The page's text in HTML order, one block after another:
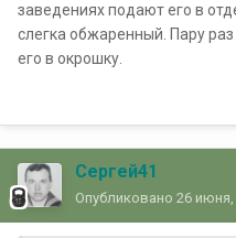
заведениях подают его в
слегка обжаренный. Пару
его в окрошку.
Сергей41
Опубликовано 26 июня,